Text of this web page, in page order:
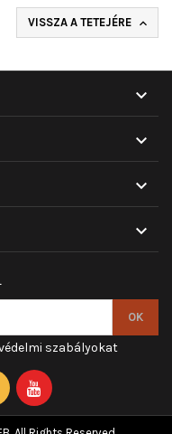
VISSZA A TETEJÉRE 




szabályokat